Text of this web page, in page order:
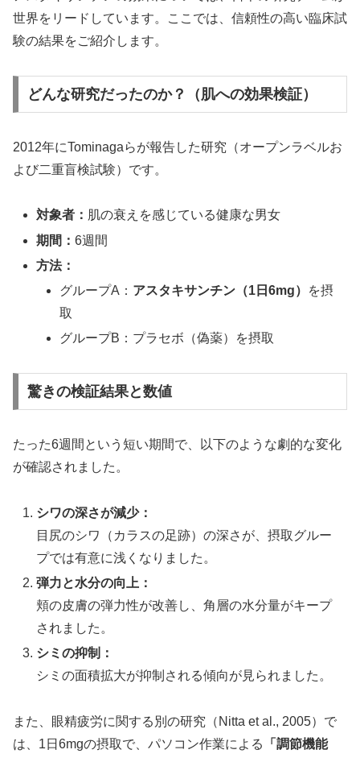
世界をリードしています。ここでは、信頼性の高い臨床試
験の結果をご紹介します。
どんな研究だったのか？（肌への効果検証）
2012年にTominagaらが報告した研究（オープンラベルお
よび二重盲検試験）です。
対象者： 肌の衰えを感じている健康な男女
期間：6週間
方法：
グループA： アスタキサンチン（1日6mg） を摂
取
グループB：プラセボ（偽薬）を摂取
驚きの検証結果と数値
たった6週間という短い期間で、以下のような劇的な変化
が確認されました。
シワの深さが減少：
目尻のシワ（カラスの足跡）の深さが、摂取グルー
プでは有意に浅くなりました。
弾力と水分の向上：
頬の皮膚の弾力性が改善し、角層の水分量がキープ
されました。
シミの抑制：
シミの面積拡大が抑制される傾向が見られました。
また、眼精疲労に関する別の研究（Nitta et al., 2005）で
は、1日6mgの摂取で、パソコン作業による
「調節機能